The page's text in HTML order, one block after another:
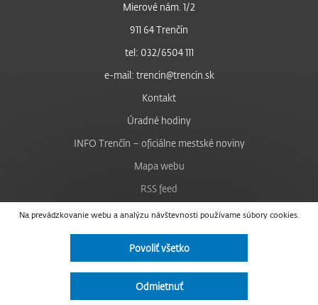
Na prevádzkovanie webu a analýzu návštevnosti používame súbory cookies.
Povoliť všetko
Odmietnuť
Mierové nám. 1/2
911 64 Trenčín
tel: 032/6504 111
e-mail: trencin@trencin.sk
Kontakt
Úradné hodiny
INFO Trenčín – oficiálne mestské noviny
Mapa webu
RSS feed
Nastavenie cookies
Facebook
Instagram
Vyhlásenie o prístupnosti